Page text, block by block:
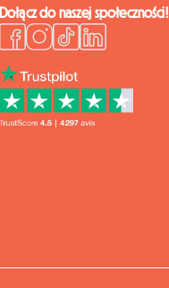
Dołącz do naszej społeczności!